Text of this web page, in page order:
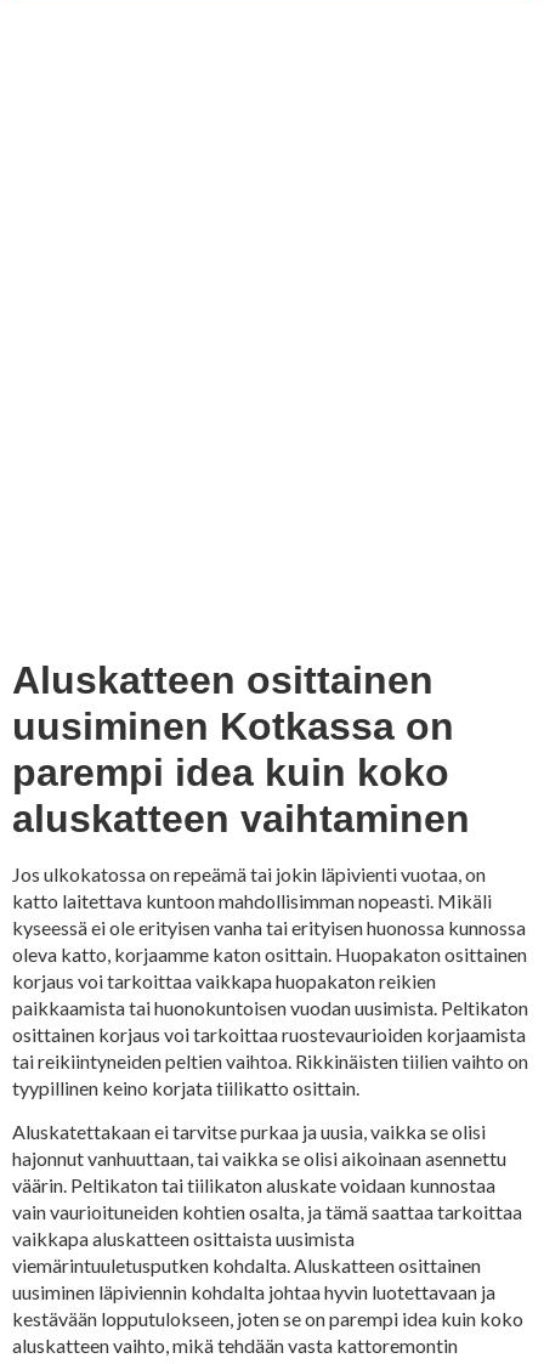
Aluskatteen osittainen
uusiminen Kotkassa on
parempi idea kuin koko
aluskatteen vaihtaminen
Jos ulkokatossa on repeämä tai jokin läpivienti vuotaa, on
katto laitettava kuntoon mahdollisimman nopeasti. Mikäli
kyseessä ei ole erityisen vanha tai erityisen huonossa kunnossa
oleva katto, korjaamme katon osittain. Huopakaton osittainen
korjaus voi tarkoittaa vaikkapa huopakaton reikien
paikkaamista tai huonokuntoisen vuodan uusimista. Peltikaton
osittainen korjaus voi tarkoittaa ruostevaurioiden korjaamista
tai reikiintyneiden peltien vaihtoa. Rikkinäisten tiilien vaihto on
tyypillinen keino korjata tiilikatto osittain.
Aluskatettakaan ei tarvitse purkaa ja uusia, vaikka se olisi
hajonnut vanhuuttaan, tai vaikka se olisi aikoinaan asennettu
väärin. Peltikaton tai tiilikaton aluskate voidaan kunnostaa
vain vaurioituneiden kohtien osalta, ja tämä saattaa tarkoittaa
vaikkapa aluskatteen osittaista uusimista
viemärintuuletusputken kohdalta. Aluskatteen osittainen
uusiminen läpiviennin kohdalta johtaa hyvin luotettavaan ja
kestävään lopputulokseen, joten se on parempi idea kuin koko
aluskatteen vaihto, mikä tehdään vasta kattoremontin